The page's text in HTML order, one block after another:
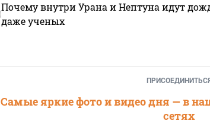
Почему внутри Урана и Нептуна идут
даже ученых
ПРИСОЕДИНИТЬСЯ
Самые яркие фото и видео дня — в
сетях